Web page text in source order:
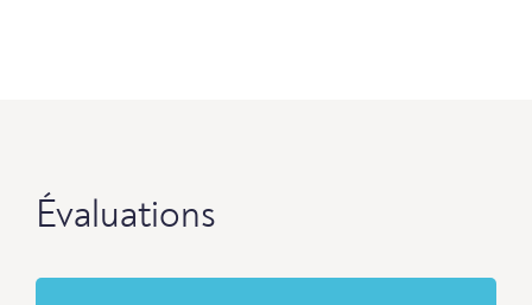
Évaluations